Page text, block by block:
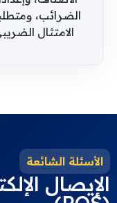
الضرائب،
الامتثال
الأسئلة الشائعة
الإيصال